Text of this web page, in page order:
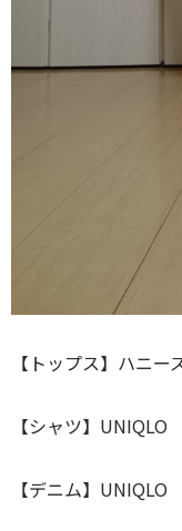
【トップス】ハニー
【シャツ】UNIQLO
【デニム】UNIQLO